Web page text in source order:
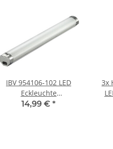
IBV 954106-102 LED
Eckleuchte
Küchenleuchte 6W
14,99 € *
3x